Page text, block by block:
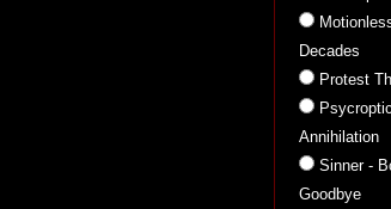
Decades
Protest
Annihilation
Sinner -
Goodbye